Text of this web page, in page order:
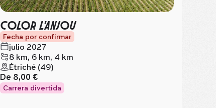
COLOR L'ANJOU
Fecha por confirmar
julio 2027
8 km, 6 km, 4 km
Étriché (49)
De 8,00 €
Carrera divertida